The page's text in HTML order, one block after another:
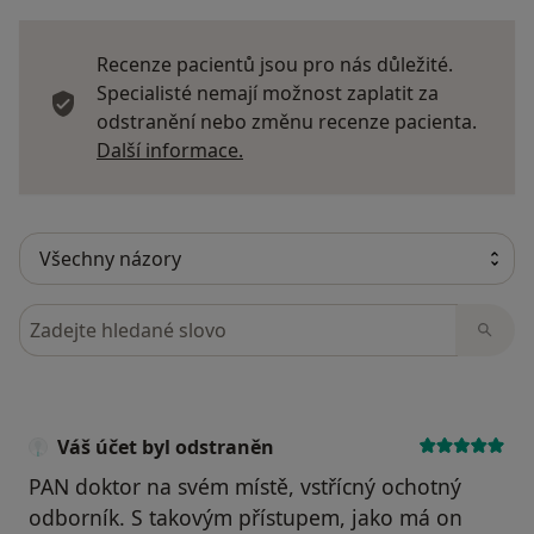
Recenze pacientů jsou pro nás důležité.
Specialisté nemají možnost zaplatit za
odstranění nebo změnu recenze pacienta.
Další informace.
Hledejte v názorech
Váš účet byl odstraněn
PAN doktor na svém místě, vstřícný ochotný
odborník. S takovým přístupem, jako má on